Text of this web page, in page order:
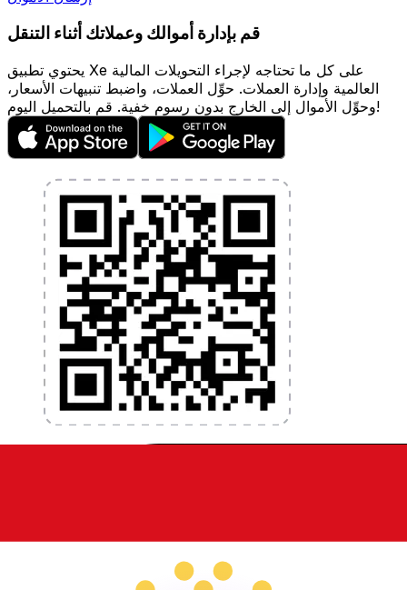
قم بإدارة أموالك وعملاتك أثناء التنقل
يحتوي تطبيق Xe على كل ما تحتاجه لإجراء التحويلات المالية
العالمية وإدارة العملات. حوِّل العملات، واضبط تنبيهات الأسعار،
وحوِّل الأموال إلى الخارج بدون رسوم خفية. قم بالتحميل اليوم!